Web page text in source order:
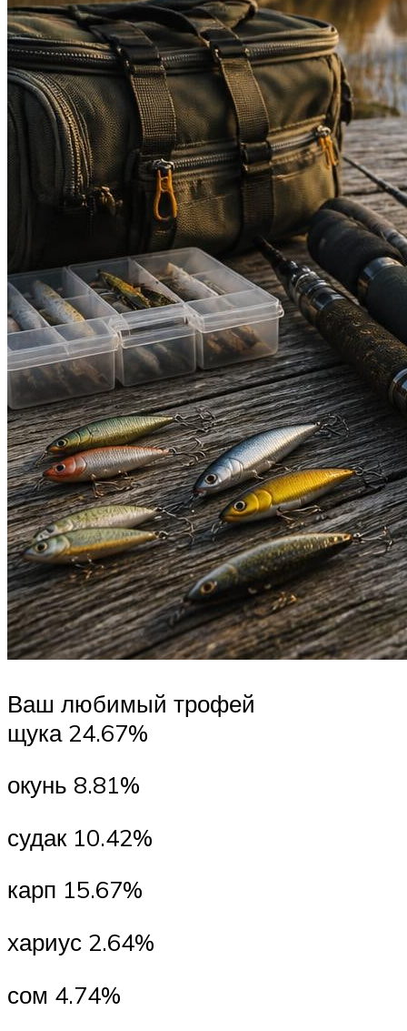
Ваш любимый трофей
щука 24.67%
окунь 8.81%
судак 10.42%
карп 15.67%
хариус 2.64%
сом 4.74%